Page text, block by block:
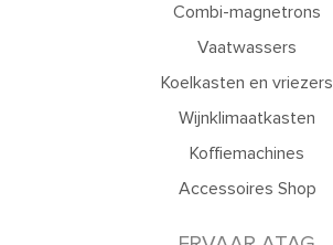
Combi-magnetrons
Vaatwassers
Koelkasten en vriezers
Wijnklimaatkasten
Koffiemachines
Accessoires Shop